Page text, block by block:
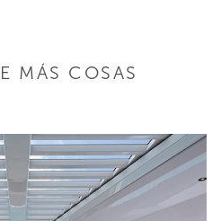
MÁS COSAS